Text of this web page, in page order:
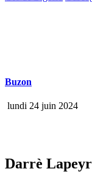
Buzon
lundi 24 juin 2024
Darrè